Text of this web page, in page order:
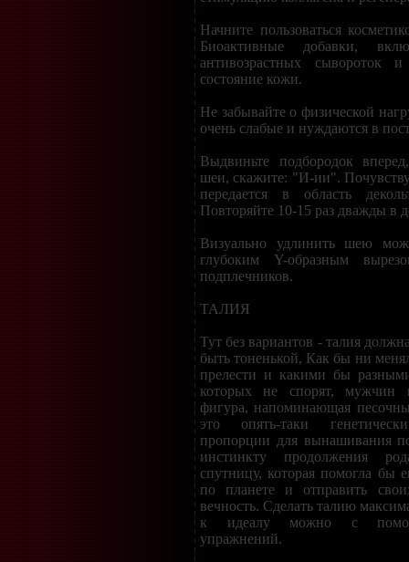
Начните пользоваться
Биоактивные добавки,
антивозрастных сывороток
состояние кожи.
Не забывайте о физической
очень слабые и нуждаются в
Выдвиньте подбородок
шеи, скажите: "И-ии".
передается в область
Повторяйте 10-15 раз дважды в
Визуально удлинить шею
глубоким Y-образным
подплечников.
ТАЛИЯ
Тут без вариантов - талия
быть тоненькой, Как бы ни
прелести и какими бы
которых не спорят, мужчин
фигура, напоминающая
это опять-таки
пропорции для вынашивания
инстинкту продолжения
спутницу, которая помогла бы
по планете и отправить
вечность. Сделать талию
к идеалу можно с
упражнений.